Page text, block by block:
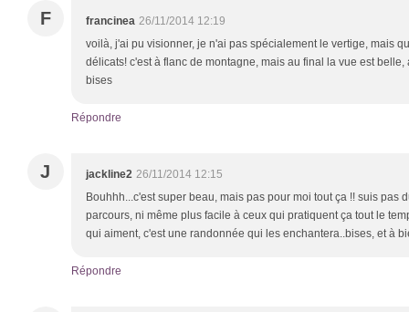
F francinea 26/11/2014 12:19
voilà, j'ai pu visionner, je n'ai pas spécialement le vertige, mais
délicats! c'est à flanc de montagne, mais au final la vue est
bises
Répondre
J jackline2 26/11/2014 12:15
Bouhhh...c'est super beau, mais pas pour moi tout ça !! suis pas
parcours, ni même plus facile à ceux qui pratiquent ça tout le
qui aiment, c'est une randonnée qui les enchantera..bises, et à
Répondre